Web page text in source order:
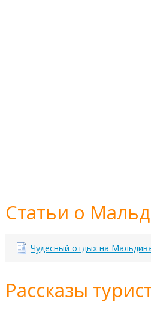
Статьи о
Чудесный отдых на
Рассказы